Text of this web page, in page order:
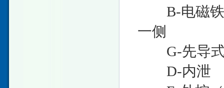
B-电磁铁
一侧
G-先导式
D-内泄